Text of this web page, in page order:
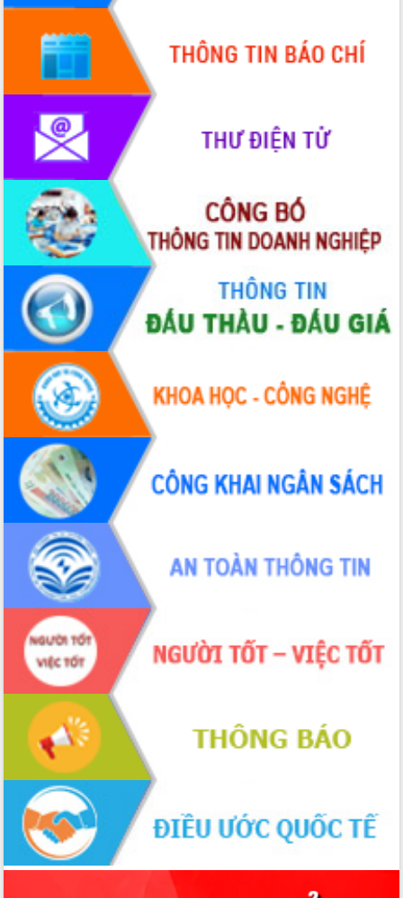
Xã Ea Kar bước chuyển mình trong
công tác cải cách hành chính mô hình
UBND tỉnh họp báo định kỳ tháng 4
Hội thảo khoa học “Giải pháp thúc đẩy
phát triển nền kinh tế xanh tại tỉnh
Đắk Lắk”
Tăng cường giám sát, đôn đốc thực
hiện nhiệm vụ quản lý tài sản công
hàng tuần
Tháo gỡ những vướng mắc, đẩy mạnh
công tác cải cách thủ tục hành chính
tại Trung tâm Phục vụ hành chính
công tỉnh
Đắk Lắk: Tôn vinh 46 giải pháp tại Hội
thi Sáng tạo Kỹ thuật 2024 - 2025
Đắk Lắk rà soát, điều chỉnh Đề án 190
về phát triển nuôi trồng thủy sản
Phó Chủ tịch UBND tỉnh Đắk Lắk
Trương Công Thái kiểm tra thực địa
Dự án cao tốc Khánh Hòa - Buôn Ma
Thuột
Định vị cà phê Việt Nam như một “di
sản sống” trong dòng chảy toàn cầu
Xây dựng nông thôn mới: Nâng cao đời
sống người dân từ những mô hình thiết
Quyết liệt tháo gỡ vướng mắc, đẩy
nhanh tiến độ các dự án trọng điểm
trong Khu kinh tế Nam Phú Yên
Hòn Yến phát triển du lịch gắn với bảo
tồn biển
Lấy ý kiến điều chỉnh Quy hoạch tỉnh
Đắk Lắk thời kỳ 2021-2030, tầm nhìn
đến năm 2050
Phát động chiến dịch 30 ngày đêm
giải phóng mặt bằng Tuyến đường bộ
ven biển
Đắk Lắk nỗ lực thúc đẩy tăng trưởng
kinh tế từ 10% trở lên trong Quý
II/2026
Đắk Lắk ký kết thỏa thuận hợp tác về
chuyển đổi số giai đoạn 2026 – 2030
với Tập đoàn Bưu chính Viễn thông